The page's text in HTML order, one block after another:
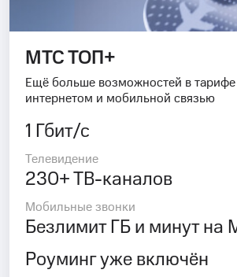
МТС ТОП+
Ещё больше возможностей в
интернетом и мобильной связью
1 Гбит/с
Телевидение
230+ ТВ-каналов
Мобильные звонки
Безлимит ГБ и минут на
Роуминг уже включён